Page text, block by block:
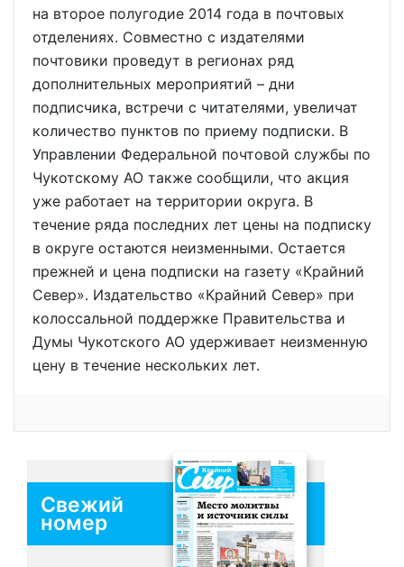
на второе полугодие 2014 года в почтовых
отделениях. Совместно с издателями
почтовики проведут в регионах ряд
дополнительных мероприятий – дни
подписчика, встречи с читателями, увеличат
количество пунктов по приему подписки. В
Управлении Федеральной почтовой службы по
Чукотскому АО также сообщили, что акция
уже работает на территории округа. В
течение ряда последних лет цены на подписку
в округе остаются неизменными. Остается
прежней и цена подписки на газету «Крайний
Север». Издательство «Крайний Север» при
колоссальной поддержке Правительства и
Думы Чукотского АО удерживает неизменную
цену в течение нескольких лет.
Свежий
номер